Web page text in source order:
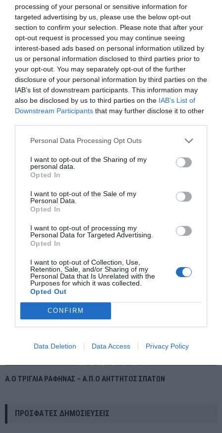
processing of your personal or sensitive information for
targeted advertising by us, please use the below opt-out
section to confirm your selection. Please note that after your
opt-out request is processed you may continue seeing
interest-based ads based on personal information utilized by
us or personal information disclosed to third parties prior to
your opt-out. You may separately opt-out of the further
disclosure of your personal information by third parties on the
IAB’s list of downstream participants. This information may
also be disclosed by us to third parties on the IAB’s List of
Downstream Participants that may further disclose it to other
Personal Data Processing Opt Outs
I want to opt-out of the Sharing of my
personal data.
Opted In
I want to opt-out of the Sale of my
Personal Data.
Opted In
I want to opt-out of processing my
Personal Data for Targeted Advertising.
Opted In
I want to opt-out of Collection, Use,
Retention, Sale, and/or Sharing of my
Personal Data that Is Unrelated with the
Purposes for which it was collected.
Opted Out
CONFIRM
Data Deletion Data Access Privacy Policy
ΝΕΟΣ ΡΟΛΟΣ-ΚΛΕΙΔΙ ΓΙΑ ΤΟΝ ΜΟΝΤΕΡ ΤΟΥ ΛΑΝΘΙΜΟΥ ΣΤΗΝ
ΕΥΡΩΠΗ
Δ.Ο.Π.Α.Π. Ραφήνας Πικερμίου. Η εβδομάδα κλείνει με ένα
Σαββατοκύριακο γεμάτο επιλεγμένες πολιτιστικές εκδηλώσεις
σε Ραφήνα και Πικέρμι.
Α.Ο ΤΡΙΓΛΙΑ ΡΑΦΗΝΑΣ – Α.Π.Ο ΑΗΤΤΗΤΟΣ ΣΠΑΤΩΝ
ΠΡΌΣΦΑΤΕΣ ΔΗΜΟΣΙΕΎΣΕΙΣ